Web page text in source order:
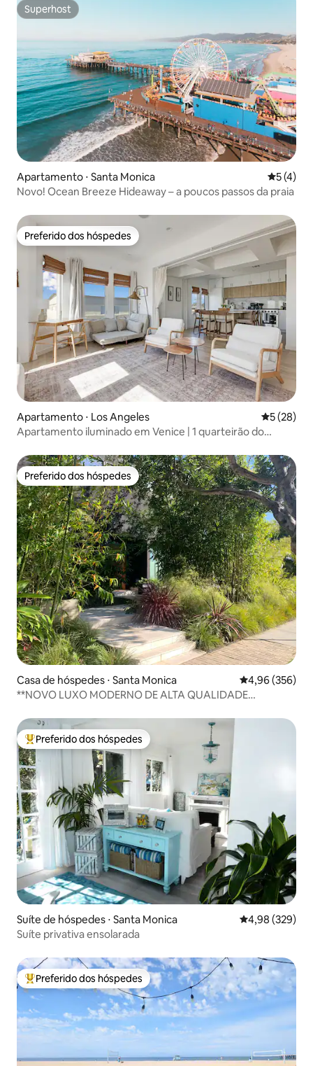
Superhost
Superhost
Apartamento ⋅ Santa Monica 5 de
5 (4)
Novo! Ocean Breeze Hideaway – a poucos passos da praia
Preferido dos hóspedes
Preferido dos hóspedes
Apartamento ⋅ Los Angeles 5 de uma
5 (28)
Apartamento iluminado em Venice | 1 quarteirão do
Preferido dos hóspedes
Preferido dos hóspedes
Casa de hóspedes ⋅ Santa Monica 4,96 de uma
4,96 (356)
**NOVO LUXO MODERNO DE ALTA QUALIDADE
Entre os melhores preferidos dos hóspedes
Preferido dos hóspedes
Suíte de hóspedes ⋅ Santa Monica 4,98 de uma
4,98 (329)
Suíte privativa ensolarada
Entre os melhores preferidos dos hóspedes
Preferido dos hóspedes